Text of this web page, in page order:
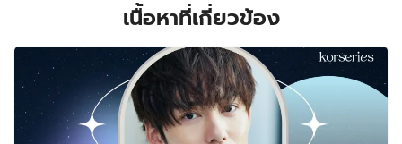
เนื้อหาที่เกี่ยวข้อง